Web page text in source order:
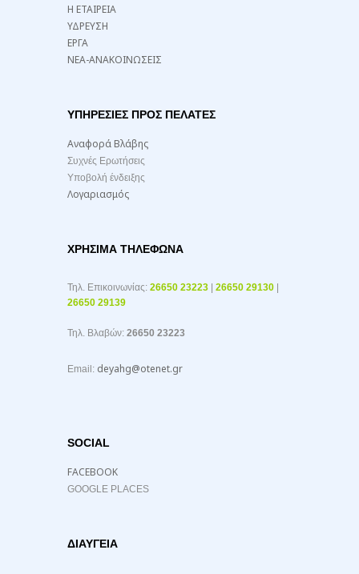
Η ΕΤΑΙΡΕΙΑ
ΥΔΡΕΥΣΗ
ΕΡΓΑ
ΝΕΑ-ΑΝΑΚΟΙΝΩΣΕΙΣ
ΥΠΗΡΕΣΙΕΣ ΠΡΟΣ ΠΕΛΑΤΕΣ
Αναφορά Βλάβης
Συχνές Ερωτήσεις
Υποβολή ένδειξης
Λογαριασμός
ΧΡΉΣΙΜΑ ΤΗΛΈΦΩΝΑ
Τηλ. Επικοινωνίας: 26650 23223 26650 29130
26650 29139
Τηλ. Βλαβών: 26650 23223
Email: deyahg@otenet.gr
SOCIAL
FACEBOOK
GOOGLE PLACES
ΔΙΑΥΓΕΙΑ